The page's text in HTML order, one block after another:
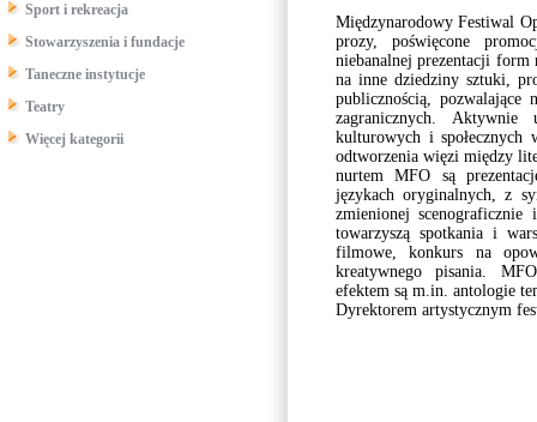
Sport i rekreacja
Stowarzyszenia i fundacje
Taneczne instytucje
Teatry
Więcej kategorii
Międzynarodowy Festiwal
prozy, poświęcone
niebanalnej prezentacji form
na inne dziedziny sztuki,
publicznością,
zagranicznych. Aktywnie
kulturowych i społecznych
odtworzenia więzi między
nurtem MFO są
językach oryginalnych, z
zmienionej
towarzyszą spotkania i
filmowe, konkurs na
kreatywnego pisania.
efektem są m.in. antologie
Dyrektorem artystycznym